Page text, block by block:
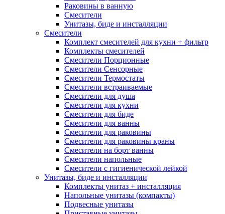
Раковины в ванную
Смесители
Унитазы, биде и инсталляции
Смесители
Комплект смесителей для кухни + фильтр
Комплекты смесителей
Смесители Порционные
Смесители Сенсорные
Смесители Термостаты
Смесители встраиваемые
Смесители для душа
Смесители для кухни
Смесители для биде
Смесители для ванны
Смесители для раковины
Смесители для раковины краны
Смесители на борт ванны
Смесители напольные
Смесители с гигиенической лейкой
Унитазы, биде и инсталляции
Комплекты унитаз + инсталляция
Напольные унитазы (компакты)
Подвесные унитазы